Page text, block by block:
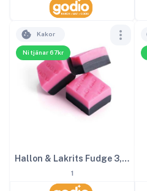
Ni tjänar 67kr
Kakor
Hallon & Lakrits Fudge 3,2kg
1